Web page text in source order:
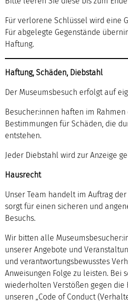
Für verlorene Schlüssel wird eine
Für abgelegte Gegenstände
Haftung.
Haftung, Schäden, Diebstahl
Der Museumsbesuch erfolgt auf
Besucher:innen haften im
Bestimmungen für Schäden, die
entstehen.
Jeder Diebstahl wird zur Anzeige
Hausrecht
Unser Team handelt im Auftrag
sorgt für einen sicheren und
Besuchs.
Wir bitten alle
unserer Angebote und
und verantwortungsbewusstes
Anweisungen Folge zu leisten. Bei
wiederholten Verstößen gegen die
unseren „Code of Conduct